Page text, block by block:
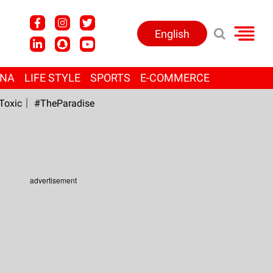
English
LIFE STYLE SPORTS E-COMMERCE
#TheParadise
advertisement